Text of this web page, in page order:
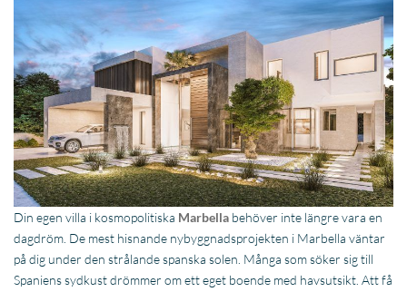
Din egen villa i kosmopolitiska Marbella behöver inte längre vara en
dagdröm. De mest hisnande nybyggnadsprojekten i Marbella väntar
på dig under den strålande spanska solen. Många som söker sig till
Spaniens sydkust drömmer om ett eget boende med havsutsikt. Att få